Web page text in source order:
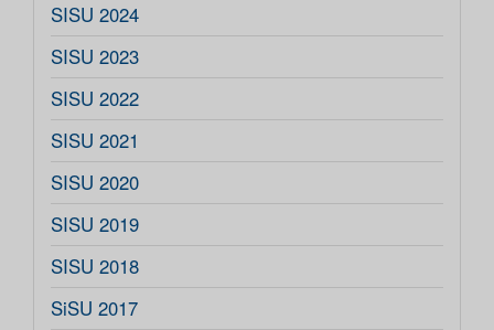
SISU 2024
SISU 2023
SISU 2022
SISU 2021
SISU 2020
SISU 2019
SISU 2018
SiSU 2017